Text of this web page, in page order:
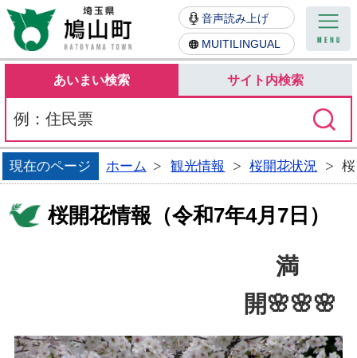
鳩山町
音声読み上げ
MUITILINGUAL
あいまい検索 サイト内検索
現在のページ ホーム 観光情報 桜開花状況
桜開花情報（令和7年4月7日）
満
開🌸🌸🌸